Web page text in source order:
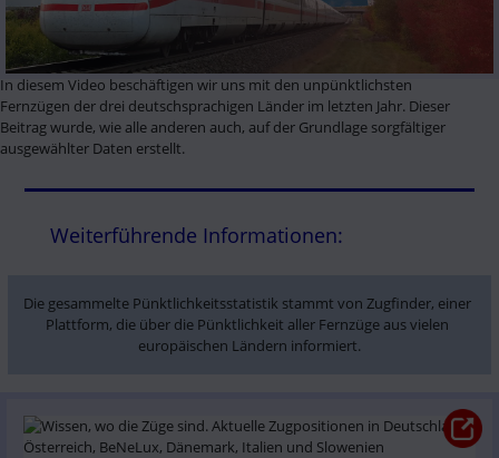
Videobeschreibung:
In diesem Video beschäftigen wir uns mit den unpünktlichsten
Fernzügen der drei deutschsprachigen Länder im letzten Jahr. Dieser
Beitrag wurde, wie alle anderen auch, auf der Grundlage sorgfältiger
ausgewählter Daten erstellt.
Weiterführende Informationen:
Die gesammelte Pünktlichkeitsstatistik stammt von Zugfinder, einer
Plattform, die über die Pünktlichkeit aller Fernzüge aus vielen
europäischen Ländern informiert.